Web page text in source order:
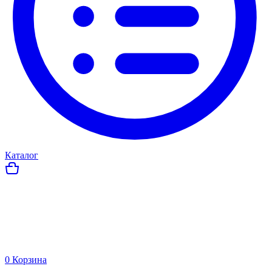
Каталог
0 Корзина